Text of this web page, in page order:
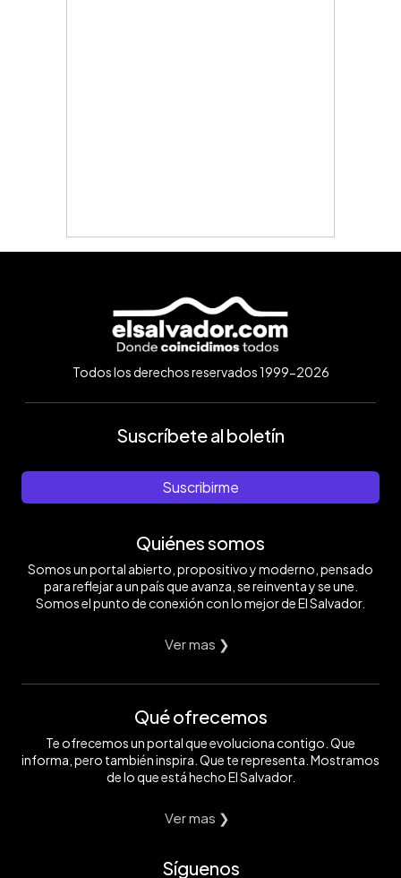
Todos los derechos reservados 1999-2026
Suscríbete al boletín
Suscribirme
Quiénes somos
Somos un portal abierto, propositivo y moderno, pensado
para reflejar a un país que avanza, se reinventa y se une.
Somos el punto de conexión con lo mejor de El Salvador.
Ver mas ❯
Qué ofrecemos
Te ofrecemos un portal que evoluciona contigo. Que
informa, pero también inspira. Que te representa. Mostramos
de lo que está hecho El Salvador.
Ver mas ❯
Síguenos